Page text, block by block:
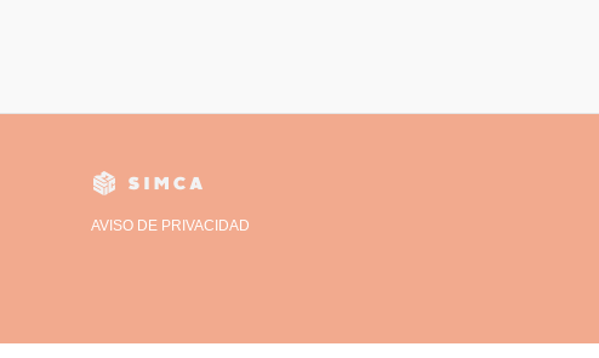
AVISO DE PRIVACIDAD